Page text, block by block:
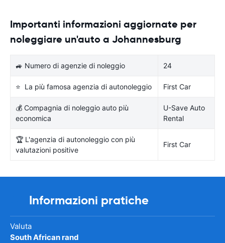
Importanti informazioni aggiornate per
noleggiare un'auto a Johannesburg
🚙 Numero di agenzie di noleggio 24
⭐ La più famosa agenzia di autonoleggio First Car
💰 Compagnia di noleggio auto più
economica
U-Save Auto
Rental
🏆 L'agenzia di autonoleggio con più
valutazioni positive
First Car
Informazioni pratiche
Valuta
South African rand